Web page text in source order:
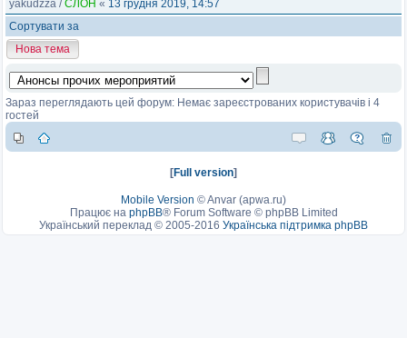
yakudzza /СЛОН « 13 грудня 2019, 14:57
Сортувати за
Нова тема
Зараз переглядають цей форум: Немає зареєстрованих користувачів і 4
гостей
[Full version]
Mobile Version ©Anvar (apwa.ru)
Працює на phpBB® Forum Software © phpBB Limited
Український переклад © 2005-2016 Українська підтримка phpBB